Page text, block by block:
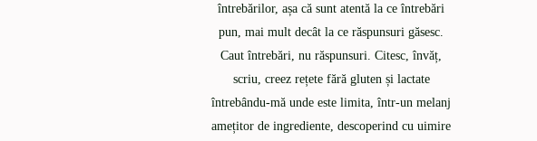
întrebărilor, așa că sunt atentă la ce întrebări
pun, mai mult decât la ce răspunsuri găsesc.
Caut întrebări, nu răspunsuri. Citesc, învăț,
scriu, creez rețete fără gluten și lactate
întrebându-mă unde este limita, într-un melanj
amețitor de ingrediente, descoperind cu uimire